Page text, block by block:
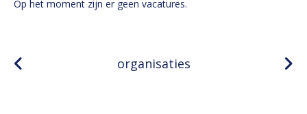
Op het moment zijn er geen vacatures.
organisaties